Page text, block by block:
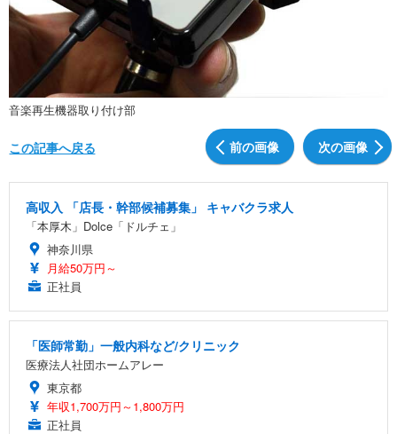
音楽再生機器取り付け部
前の画像 次の画像
この記事へ戻る
高収入 「店長・幹部候補募集」 キャバクラ求人
「本厚木」Dolce「ドルチェ」
神奈川県
月給50万円～
正社員
「医師常勤」一般内科など/クリニック
医療法人社団ホームアレー
東京都
年収1,700万円～1,800万円
正社員